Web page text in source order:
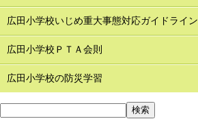
広田小学校いじめ重大事態対応ガイドライン
広田小学校ＰＴＡ会則
広田小学校の防災学習